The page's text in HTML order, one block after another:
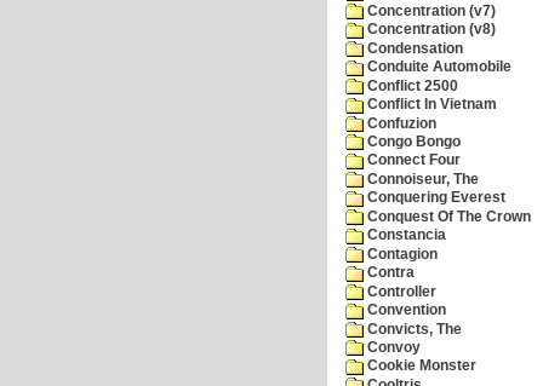
Concentration (v7)
Concentration (v8)
Condensation
Conduite Automobile
Conflict 2500
Conflict In Vietnam
Confuzion
Congo Bongo
Connect Four
Connoiseur, The
Conquering Everest
Conquest Of The Crown
Constancia
Contagion
Contra
Controller
Convention
Convicts, The
Convoy
Cookie Monster